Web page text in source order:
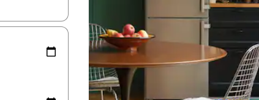
พื่อสำรวจผลการค้นหา